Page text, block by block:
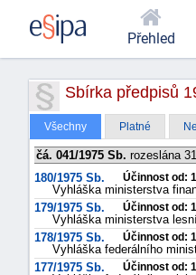
Sbírka předpisů
Všechny Platné
čá. 041/1975 Sb. rozeslána
180/1975 Sb.
Účinnost od:
Vyhláška ministerstva
179/1975 Sb.
Účinnost od:
Vyhláška ministerstva
178/1975 Sb.
Účinnost od:
Vyhláška federálního
177/1975 Sb.
Účinnost od:
Přehled